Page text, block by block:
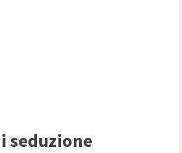
seduzione